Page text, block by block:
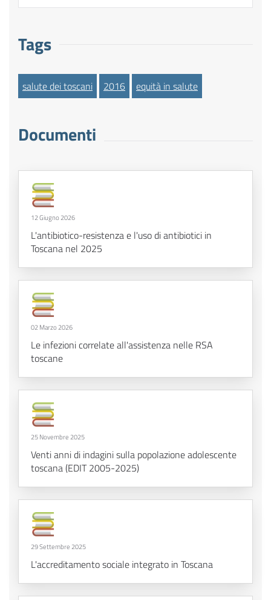
Tags
salute dei toscani 2016 equità in salute
Documenti
12 Giugno 2026
L'antibiotico-resistenza e l'uso di antibiotici in
Toscana nel 2025
02 Marzo 2026
Le infezioni correlate all'assistenza nelle RSA
toscane
25 Novembre 2025
Venti anni di indagini sulla popolazione adolescente
toscana (EDIT 2005-2025)
29 Settembre 2025
L'accreditamento sociale integrato in Toscana